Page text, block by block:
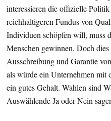
interessieren die offizielle
reichhaltigeren Fundus von
Individuen schöpfen will, muss
Menschen gewinnen. Doch
Ausschreibung und Garantie
als würde ein Unternehmen mit
ein gutes Gehalt. Wahlen sind
Auswählende Ja oder Nein